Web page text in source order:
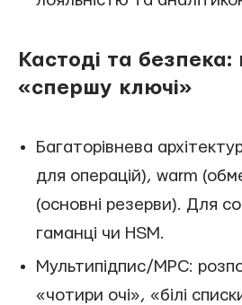
Кастоді та безпека:
«спершу ключі»
Багаторівнева
для операцій), warm
(основні резерви). Для
гаманці чи HSM.
Мультипідпис/MPC:
«чотири очі», «білі